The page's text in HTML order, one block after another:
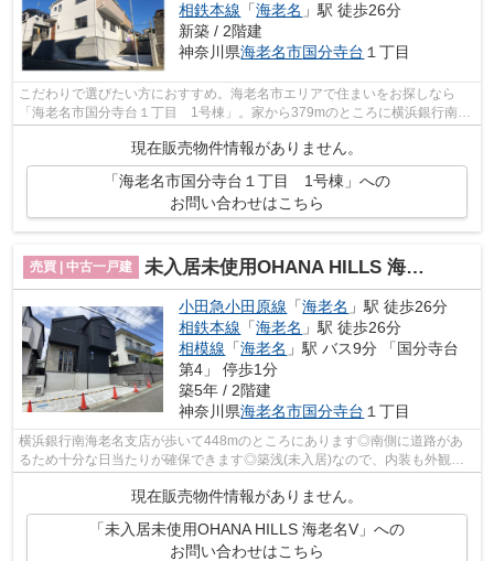
相鉄本線 「海老名 」駅 徒歩26分
新築 / 2階建
神奈川県海老名市国分寺台 １丁目
こだわりで選びたい方におすすめ。海老名市エリアで住まいをお探しなら
「海老名市国分寺台１丁目 1号棟」。家から379mのところに横浜銀行南海
老名支店があります。好評の新築物件なの...
現在販売物件情報がありません。
「海老名市国分寺台１丁目 1号棟」への
お問い合わせはこちら
売買 | 中古一戸建 未入居未使用OHANA HILLS 海老名V
小田急小田原線 「海老名 」駅 徒歩26分
相鉄本線 「海老名 」駅 徒歩26分
相模線 「海老名 」駅 バス9分 「国分寺台
第4」 停歩1分
築5年 / 2階建
神奈川県海老名市国分寺台 １丁目
横浜銀行南海老名支店が歩いて448mのところにあります◎南側に道路があ
るため十分な日当たりが確保できます◎築浅(未入居)なので、内装も外観も
現在販売物件情報がありません。
「未入居未使用OHANA HILLS 海老名V」への
お問い合わせはこちら